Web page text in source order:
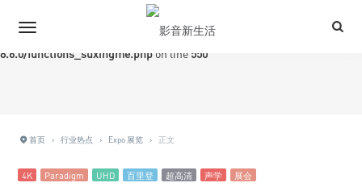
Warning
: Trying to access array offset on value of type bool in
/www/wwwroot/iavlife.com/wp-content/themes/Grace-
8.6.0/functions_suxingme.phpon line 550
首页 › 行业热点 › Expo 展览 › 正文
4K Paradigm UHD 百里登 超高清 声学 展会